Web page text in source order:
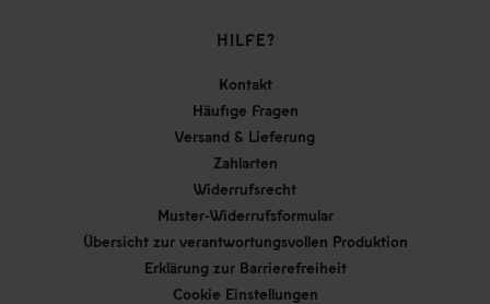
HILFE?
Kontakt
Häufige Fragen
Versand & Lieferung
Zahlarten
Widerrufsrecht
Muster-Widerrufsformular
Übersicht zur verantwortungsvollen Produktion
Erklärung zur Barrierefreiheit
Cookie Einstellungen